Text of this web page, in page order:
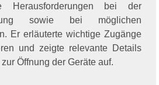
Herausforderungen bei der
sowie bei möglichen
Er erläuterte wichtige Zugänge
und zeigte relevante Details
Öffnung der Geräte auf.